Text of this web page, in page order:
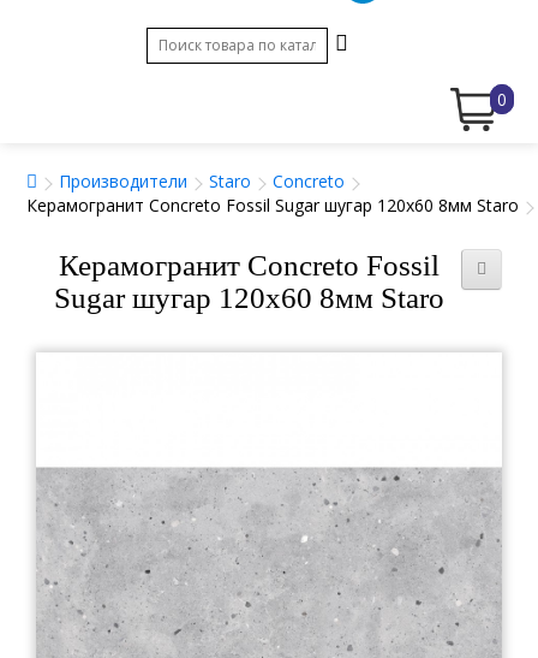
0
Производители Staro
Concreto
Керамогранит Concreto Fossil Sugar шугар 120x60 8мм Staro
Керамогранит Concreto Fossil
Sugar шугар 120x60 8мм Staro